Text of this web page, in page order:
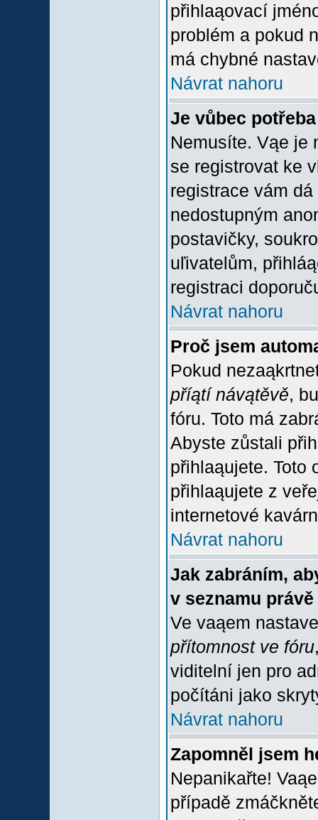
přihlaąovací
problém a pokud
má chybné
Návrat nahoru
Je vůbec
Nemusíte. Vąe je
se registrovat ke
registrace vám
nedostupným
postavičky,
uľivatelům,
registraci
Návrat nahoru
Proč jsem
Pokud
příątí návątěvě,
fóru. Toto má
Abyste zůstali
přihlaąujete. Toto
přihlaąujete z
internetové
Návrat nahoru
Jak zabráním,
v seznamu
Ve vaąem
přítomnost ve fóru
viditelní jen pro
počítáni jako
Návrat nahoru
Zapomněl jsem
Nepanikařte!
případě